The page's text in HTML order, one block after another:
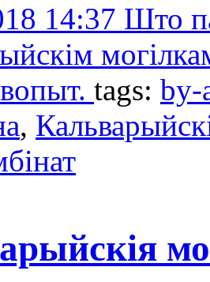
14:37 Што
tags: by-
,